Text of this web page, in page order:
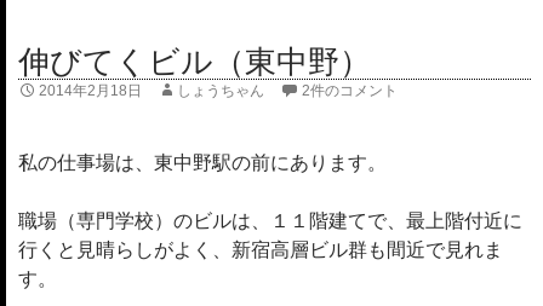
ュ
ン
ツ
キ
プ
伸びてくビル（東中野）
2014年2月18日 しょうちゃん 2件のコメント
私の仕事場は、東中野駅の前にあります。
職場（専門学校）のビルは、１１階建てで、最上階付近に
行くと見晴らしがよく、新宿高層ビル群も間近で見れま
す。